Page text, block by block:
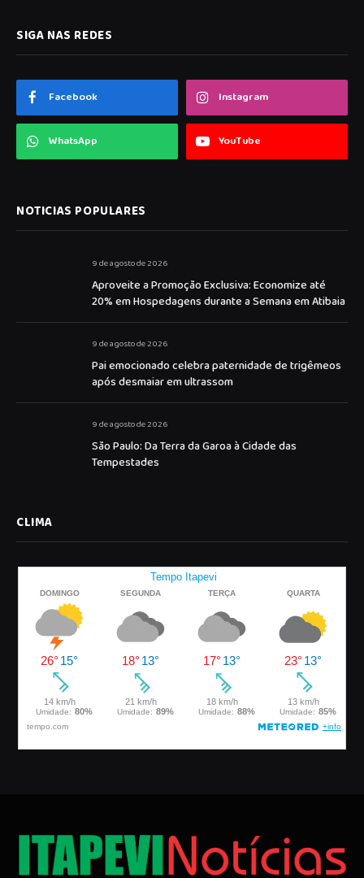
SIGA NAS REDES
Facebook Instagram
WhatsApp YouTube
NOTICIAS POPULARES
9 de agosto de 2026
Aproveite a Promoção Exclusiva: Economize até
20% em Hospedagens durante a Semana em Atibaia
9 de agosto de 2026
Pai emocionado celebra paternidade de trigêmeos
após desmaiar em ultrassom
9 de agosto de 2026
São Paulo: Da Terra da Garoa à Cidade das
Tempestades
CLIMA